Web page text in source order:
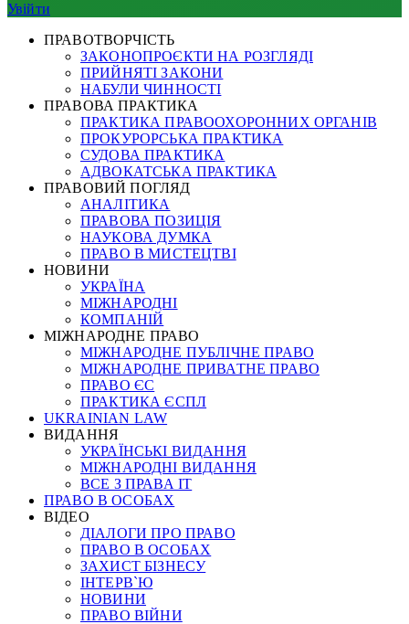
Увійти
ПРАВОТВОРЧІСТЬ
ЗАКОНОПРОЄКТИ НА РОЗГЛЯДІ
ПРИЙНЯТІ ЗАКОНИ
НАБУЛИ ЧИННОСТІ
ПРАВОВА ПРАКТИКА
ПРАКТИКА ПРАВООХОРОННИХ ОРГАНІВ
ПРОКУРОРСЬКА ПРАКТИКА
СУДОВА ПРАКТИКА
АДВОКАТСЬКА ПРАКТИКА
ПРАВОВИЙ ПОГЛЯД
АНАЛІТИКА
ПРАВОВА ПОЗИЦІЯ
НАУКОВА ДУМКА
ПРАВО В МИСТЕЦТВІ
НОВИНИ
УКРАЇНА
МІЖНАРОДНІ
КОМПАНІЙ
МІЖНАРОДНЕ ПРАВО
МІЖНАРОДНЕ ПУБЛІЧНЕ ПРАВО
МІЖНАРОДНЕ ПРИВАТНЕ ПРАВО
ПРАВО ЄС
ПРАКТИКА ЄСПЛ
UKRAINIAN LAW
ВИДАННЯ
УКРАЇНСЬКІ ВИДАННЯ
МІЖНАРОДНІ ВИДАННЯ
ВСЕ З ПРАВА ІТ
ПРАВО В ОСОБАХ
ВІДЕО
ДІАЛОГИ ПРО ПРАВО
ПРАВО В ОСОБАХ
ЗАХИСТ БІЗНЕСУ
ІНТЕРВ`Ю
НОВИНИ
ПРАВО ВІЙНИ